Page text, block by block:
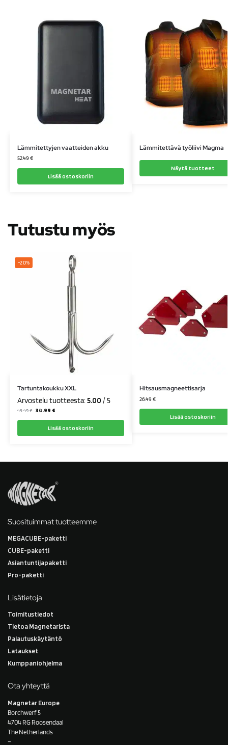
Lämmitettyjen vaatteiden akku
52.49 €
Lisää ostoskoriin
Lämmitettävä työliivi Magma
Näytä tuotteet
Tutustu myös
-20%
Tartuntakoukku XXL
Arvostelu tuotteesta: 5.00 / 5
43.49€ 34.99 €
Lisää ostoskoriin
Hitsausmagneettisarja
26.49 €
Lisää ostoskoriin
Suosituimmat tuotteemme
MEGACUBE-paketti
CUBE-paketti
Asiantuntijapaketti
Pro-paketti
Lisätietoja
Toimitustiedot
Tietoa Magnetarista
Palautuskäytäntö
Lataukset
Kumppaniohjelma
Ota yhteyttä
Magnetar Europe
Borchwerf 5
4704 RG Roosendaal
The Netherlands
–